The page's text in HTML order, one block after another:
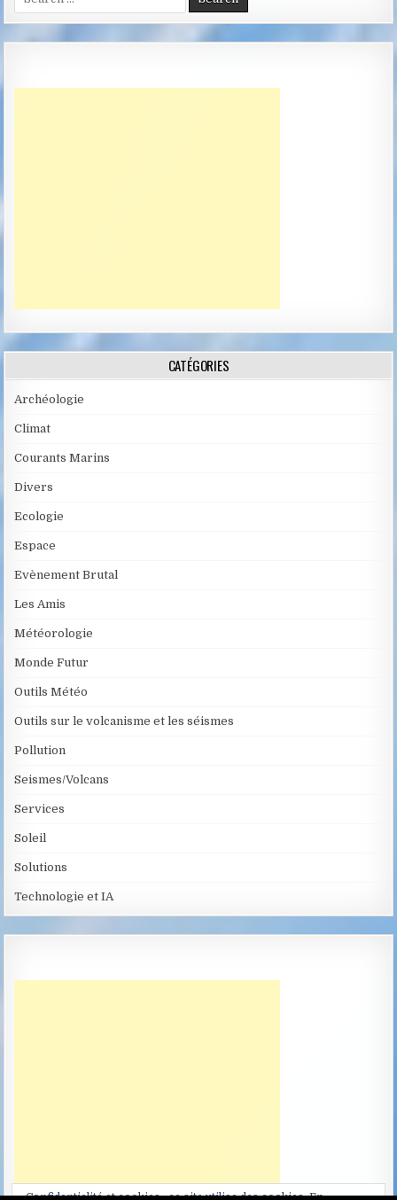
for:
CATÉGORIES
Archéologie
Climat
Courants Marins
Divers
Ecologie
Espace
Evènement Brutal
Les Amis
Météorologie
Monde Futur
Outils Météo
Outils sur le volcanisme et les séismes
Pollution
Seismes/Volcans
Services
Soleil
Solutions
Technologie et IA
Confidentialité et cookies : ce site utilise des cookies. En